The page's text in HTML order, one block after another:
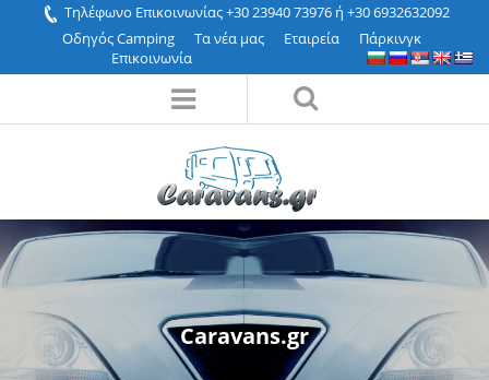
Τηλέφωνο Επικοινωνίας +30 23940 73976 ή +30 6932632092
Οδηγός Camping
Τα νέα μας Εταιρεία
Πάρκινγκ
Επικοινωνία
Caravans.gr